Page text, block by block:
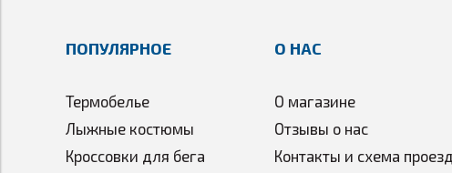
ПОПУЛЯРНОЕ
Термобелье
Лыжные костюмы
Кроссовки для бега
О НАС
О магазине
Отзывы о нас
Контакты и схема